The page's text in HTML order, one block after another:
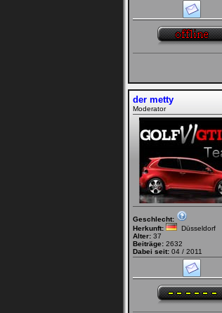
der metty
Moderator
Geschlecht:
Herkunft:
Düsseldorf
Alter: 37
Beiträge: 2632
Dabei seit: 04 / 2011